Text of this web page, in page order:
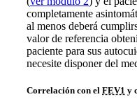
completamente
al menos deberá
valor de referencia
paciente para sus
necesite disponer del
Correlación con el FEV1 y